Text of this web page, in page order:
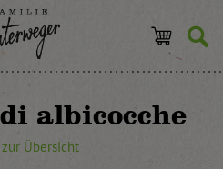
albicocche
Übersicht